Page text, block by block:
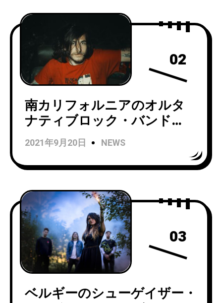
02
南カリフォルニアのオルタ
ナティブロック・バンド
King Shelterが『PATIENCE』
EPをリリース！
「CONCRETE」を先行で配信
2021年9月20日 NEWS
03
ベルギーのシューゲイザー・